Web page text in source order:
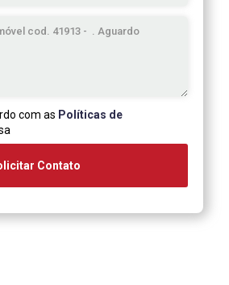
com as Políticas de
Contato